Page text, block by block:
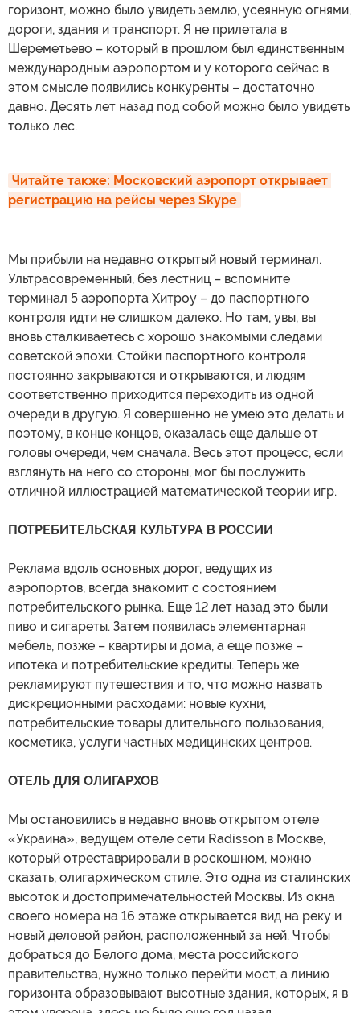
горизонт, можно было увидеть землю, усеянную огнями,
дороги, здания и транспорт. Я не прилетала в
Шереметьево – который в прошлом был единственным
международным аэропортом и у которого сейчас в
этом смысле появились конкуренты – достаточно
давно. Десять лет назад под собой можно было увидеть
только лес.
Читайте также: Московский аэропорт открывает
регистрацию на рейсы через Skype
Мы прибыли на недавно открытый новый терминал.
Ультрасовременный, без лестниц – вспомните
терминал 5 аэропорта Хитроу – до паспортного
контроля идти не слишком далеко. Но там, увы, вы
вновь сталкиваетесь с хорошо знакомыми следами
советской эпохи. Стойки паспортного контроля
постоянно закрываются и открываются, и людям
соответственно приходится переходить из одной
очереди в другую. Я совершенно не умею это делать и
поэтому, в конце концов, оказалась еще дальше от
головы очереди, чем сначала. Весь этот процесс, если
взглянуть на него со стороны, мог бы послужить
отличной иллюстрацией математической теории игр.
ПОТРЕБИТЕЛЬСКАЯ КУЛЬТУРА В РОССИИ
Реклама вдоль основных дорог, ведущих из
аэропортов, всегда знакомит с состоянием
потребительского рынка. Еще 12 лет назад это были
пиво и сигареты. Затем появилась элементарная
мебель, позже – квартиры и дома, а еще позже –
ипотека и потребительские кредиты. Теперь же
рекламируют путешествия и то, что можно назвать
дискреционными расходами: новые кухни,
потребительские товары длительного пользования,
косметика, услуги частных медицинских центров.
ОТЕЛЬ ДЛЯ ОЛИГАРХОВ
Мы остановились в недавно вновь открытом отеле
«Украина», ведущем отеле сети Radisson в Москве,
который отреставрировали в роскошном, можно
сказать, олигархическом стиле. Это одна из сталинских
высоток и достопримечательностей Москвы. Из окна
своего номера на 16 этаже открывается вид на реку и
новый деловой район, расположенный за ней. Чтобы
добраться до Белого дома, места российского
правительства, нужно только перейти мост, а линию
горизонта образовывают высотные здания, которых, я в